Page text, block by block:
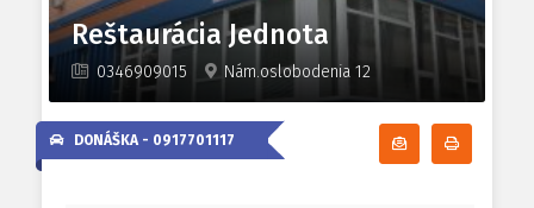
Reštaurácia Jednota
0346909015 Nám.oslobodenia 12
Odoberať
DONÁŠKA - 0917701117